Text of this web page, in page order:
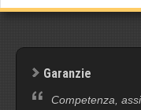
Garanzie
Competenza,